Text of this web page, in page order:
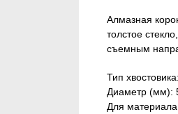
Алмазная
толстое
съемным
Тип
Диаметр (мм):
Для